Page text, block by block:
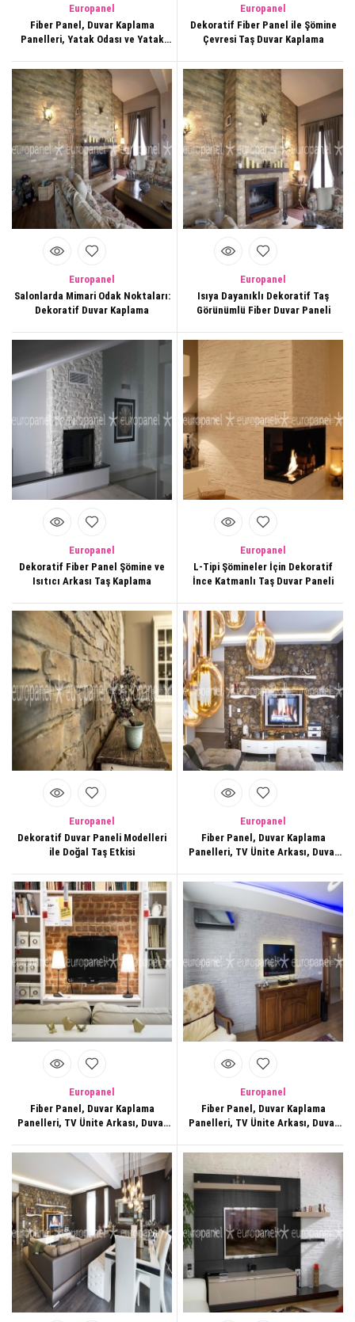
Europanel
Fiber Panel, Duvar Kaplama
Panelleri, Yatak Odası ve Yatak
Dekorasyonları,139
Europanel
Dekoratif Fiber Panel ile Şömine
Çevresi Taş Duvar Kaplama
Europanel
Salonlarda Mimari Odak Noktaları:
Dekoratif Duvar Kaplama
Europanel
Isıya Dayanıklı Dekoratif Taş
Görünümlü Fiber Duvar Paneli
Europanel
Dekoratif Fiber Panel Şömine ve
Isıtıcı Arkası Taş Kaplama
Europanel
L-Tipi Şömineler İçin Dekoratif
İnce Katmanlı Taş Duvar Paneli
Europanel
Dekoratif Duvar Paneli Modelleri
ile Doğal Taş Etkisi
Europanel
Fiber Panel, Duvar Kaplama
Panelleri, TV Ünite Arkası, Duvar
Europanel
Fiber Panel, Duvar Kaplama
Panelleri, TV Ünite Arkası, Duvar
Europanel
Fiber Panel, Duvar Kaplama
Panelleri, TV Ünite Arkası, Duvar